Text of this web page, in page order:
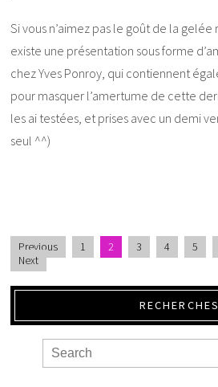
Si vous n’aimez pas le goût de la
existe une présentation sous forme
chez Yves Ponroy, qui contiennent
pour masquer l’amertume de cette
les ai testées, et prises avec un demi
seul ^^)
Previous 1 2 3 4 5
Next
RECHERCHES